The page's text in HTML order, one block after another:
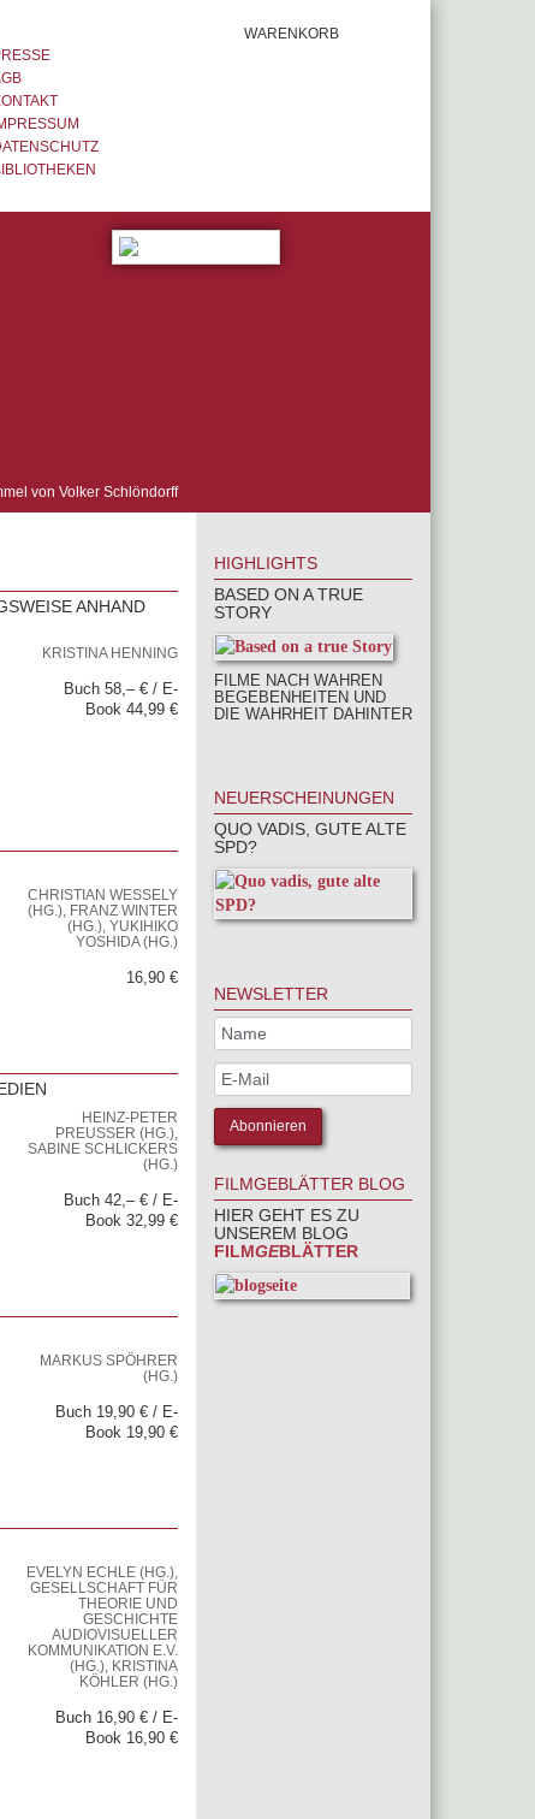
WARENKORB
von Volker Schlöndorff
ANHAND
KRISTINA HENNING
Buch 58,– € / E-
Book 44,99 €
CHRISTIAN WESSELY
(HG.), FRANZ WINTER
(HG.), YUKIHIKO
YOSHIDA (HG.)
16,90 €
HEINZ-PETER
PREUSSER (HG.), S
ABINE SCHLICKERS (
HG.)
Buch 42,– € / E-
Book 32,99 €
MARKUS SPÖHRER
(HG.)
Buch 19,90 € / E-
Book 19,90 €
EVELYN ECHLE (HG.),
GESELLSCHAFT FÜR
THEORIE UND
GESCHICHTE
AUDIOVISUELLER
KOMMUNIKATION E.V.
(HG.), KRISTINA
KÖHLER (HG.)
Buch 16,90 € / E-
Book 16,90 €
HIGHLIGHTS
BASED ON A TRUE
STORY
FILME NACH WAHREN
BEGEBENHEITEN UND
DIE WAHRHEIT DAHINTER
NEUERSCHEINUNGEN
QUO VADIS, GUTE ALTE
SPD?
NEWSLETTER
FILMGEBLÄTTER BLOG
HIER GEHT ES ZU
UNSEREM BLOG
FILMGEBLÄTTER